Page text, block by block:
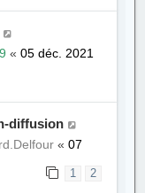
«05 déc. 2021
diffusion
«07
1 2